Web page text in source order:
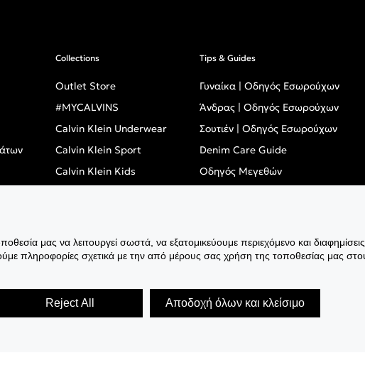
Collections
Outlet Store
#MYCALVINS
Calvin Klein Underwear
Calvin Klein Sport
Calvin Klein Kids
Singles' Day
Tips & Guides
Γυναίκα | Οδηγός Εσωρούχων
Άνδρας | Οδηγός Εσωρούχων
Σουτιέν | Οδηγός Εσωρούχων
Denim Care Guide
Οδηγός Μεγεθών
μας να λειτουργεί σωστά, να εξατομικεύουμε περιεχόμενο και
πληροφορίες σχετικά με την από μέρους σας χρήση της τοποθεσίας μας
Reject All Αποδοχή όλων και κλείσιμο